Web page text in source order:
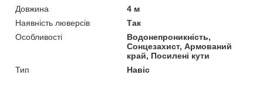
Довжина
4 м
Наявність люверсів
Так
Особливості
Водонепроникність,
Сонцезахист, Армований
край, Посилені кути
Тип
Навіс